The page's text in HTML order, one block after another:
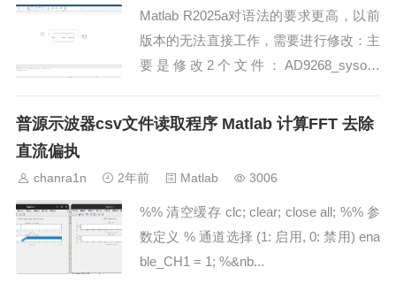
Matlab R2025a对语法的要求更高，以前
版本的无法直接工作，需要进行修改：主
要是修改2个文件：AD9268_sysobj.
nc. %&nbs...
普源示波器csv文件读取程序 Matlab 计算FFT 去除
直流偏执
chanra1n 2年前 Matlab 3006
%% 清空缓存 clc; clear; close all; %% 参
数定义 % 通道选择 (1: 启用, 0: 禁用) ena
ble_CH1 = 1; %&nb...